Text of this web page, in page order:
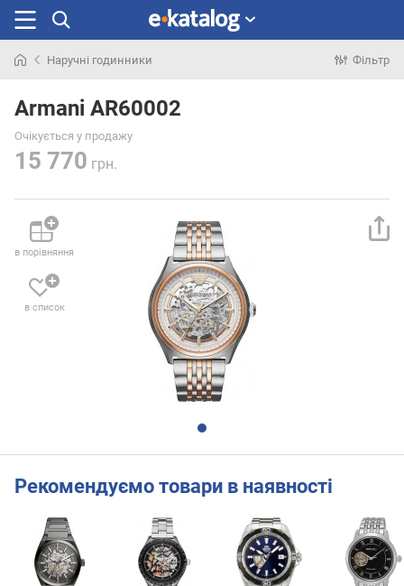
раніше
Наручні годинники Фільтр
Armani AR60002
Очікується у продажу
15 770 грн.
в порівняння
в список
Рекомендуємо товари в наявності